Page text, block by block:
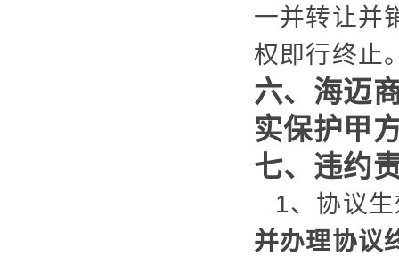
一并转让并
权即行终止
六、海迈
实保护甲
七、违约
1、协议
并办理协议